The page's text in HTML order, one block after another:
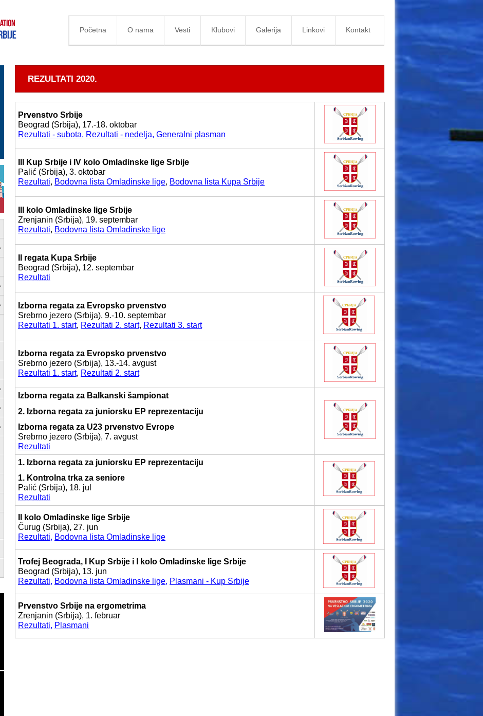
Početna O nama Vesti Klubovi Galerija Linkovi Kontakt
REZULTATI 2020.
Prvenstvo Srbije
Beograd (Srbija), 17.-18. oktobar
Rezultati - subota, Rezultati - nedelja, Generalni plasman
III Kup Srbije i IV kolo Omladinske lige Srbije
Palić (Srbija), 3. oktobar
Rezultati, Bodovna lista Omladinske lige, Bodovna lista Kupa Srbije
III kolo Omladinske lige Srbije
Zrenjanin (Srbija), 19. septembar
Rezultati, Bodovna lista Omladinske lige
II regata Kupa Srbije
Beograd (Srbija), 12. septembar
Rezultati
Izborna regata za Evropsko prvenstvo
Srebrno jezero (Srbija), 9.-10. septembar
Rezultati 1. start, Rezultati 2. start, Rezultati 3. start
Izborna regata za Evropsko prvenstvo
Srebrno jezero (Srbija), 13.-14. avgust
Rezultati 1. start, Rezultati 2. start
Izborna regata za Balkanski šampionat
2. Izborna regata za juniorsku EP reprezentaciju
Izborna regata za U23 prvenstvo Evrope
Srebrno jezero (Srbija), 7. avgust
Rezultati
1. Izborna regata za juniorsku EP reprezentaciju
1. Kontrolna trka za seniore
Palić (Srbija), 18. jul
Rezultati
II kolo Omladinske lige Srbije
Čurug (Srbija), 27. jun
Rezultati, Bodovna lista Omladinske lige
Trofej Beograda, I Kup Srbije i I kolo Omladinske lige Srbije
Beograd (Srbija), 13. jun
Rezultati, Bodovna lista Omladinske lige, Plasmani - Kup Srbije
Prvenstvo Srbije na ergometrima
Zrenjanin (Srbija), 1. februar
Rezultati, Plasmani